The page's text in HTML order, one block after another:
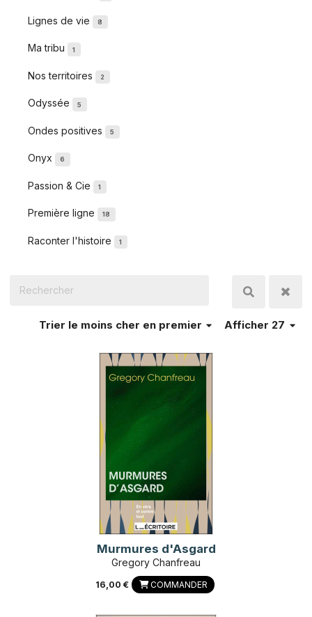
Lignes de vie 8
Ma tribu 1
Nos territoires 2
Odyssée 5
Ondes positives 5
Onyx 6
Passion & Cie 1
Première ligne 18
Raconter l'histoire 1
Afficher 27
Trier le moins cher en premier
Murmures d'Asgard
Gregory Chanfreau
16,00 € COMMANDER